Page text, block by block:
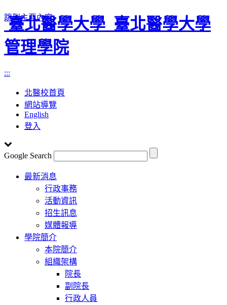
跳到主要內容
臺北醫學大學 臺北醫學大學
管理學院
:::
北醫校首頁
網站導覽
English
登入
Google Search
Toggle
navigation
最新消息
行政事務
活動資訊
招生訊息
媒體報導
學院簡介
本院簡介
組織架構
院長
副院長
行政人員